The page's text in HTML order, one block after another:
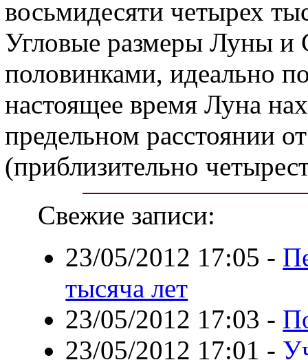
восьмидесяти четырех
Угловые размеры Луны и
половинками, идеально
настоящее время Луна
предельном расстоянии
(приблизительно
Свежие записи:
23/05/2012 17:05 -
тысяча лет
23/05/2012 17:03 -
23/05/2012 17:01 -